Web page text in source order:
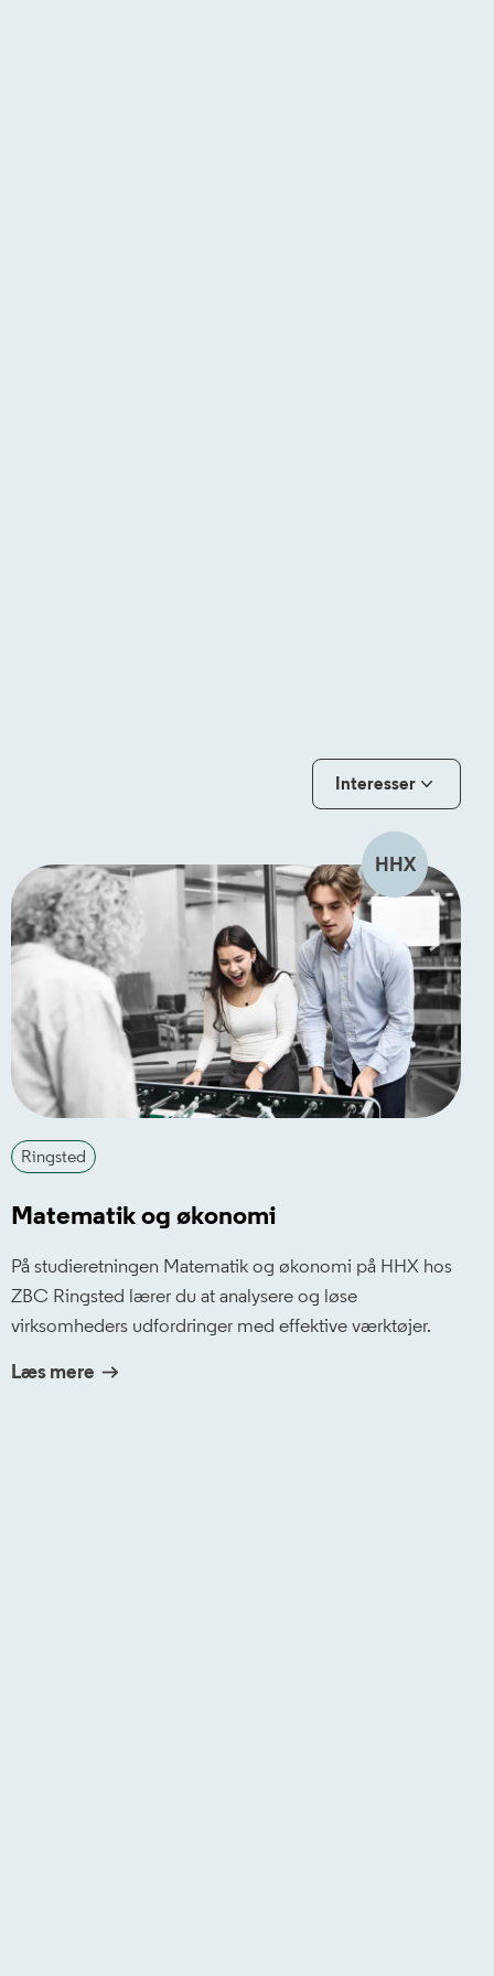
Interesser
Ringsted
Matematik og økonomi
På studieretningen Matematik og økonomi på HHX hos
ZBC Ringsted lærer du at analysere og løse
virksomheders udfordringer med effektive værktøjer.
Læs mere
HHX